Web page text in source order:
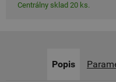
Centrálny sklad 20 ks.
Popis